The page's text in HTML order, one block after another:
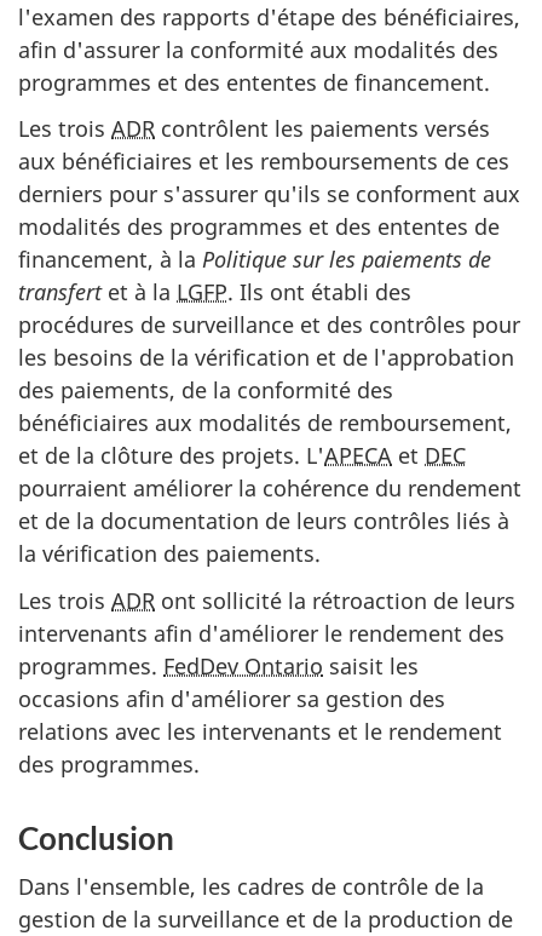
l'examen des rapports d'étape des bénéficiaires,
afin d'assurer la conformité aux modalités des
programmes et des ententes de financement.
Les trois ADR contrôlent les paiements versés
aux bénéficiaires et les remboursements de ces
derniers pour s'assurer qu'ils se conforment aux
modalités des programmes et des ententes de
financement, à la Politique sur les paiements de
transfertet à la LGFP. Ils ont établi des
procédures de surveillance et des contrôles pour
les besoins de la vérification et de l'approbation
des paiements, de la conformité des
bénéficiaires aux modalités de remboursement,
et de la clôture des projets. L'APECA et DEC
pourraient améliorer la cohérence du rendement
et de la documentation de leurs contrôles liés à
la vérification des paiements.
Les trois ADR ont sollicité la rétroaction de leurs
intervenants afin d'améliorer le rendement des
programmes. FedDev Ontario saisit les
occasions afin d'améliorer sa gestion des
relations avec les intervenants et le rendement
des programmes.
Conclusion
Dans l'ensemble, les cadres de contrôle de la
gestion de la surveillance et de la production de